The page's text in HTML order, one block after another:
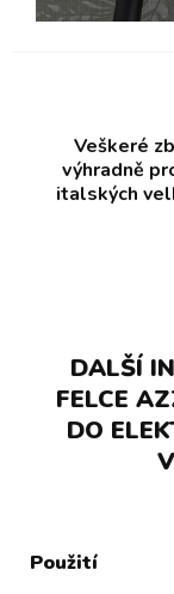
Veškeré
výhradně
italských
DALŠÍ
FELCE
DO
Použití